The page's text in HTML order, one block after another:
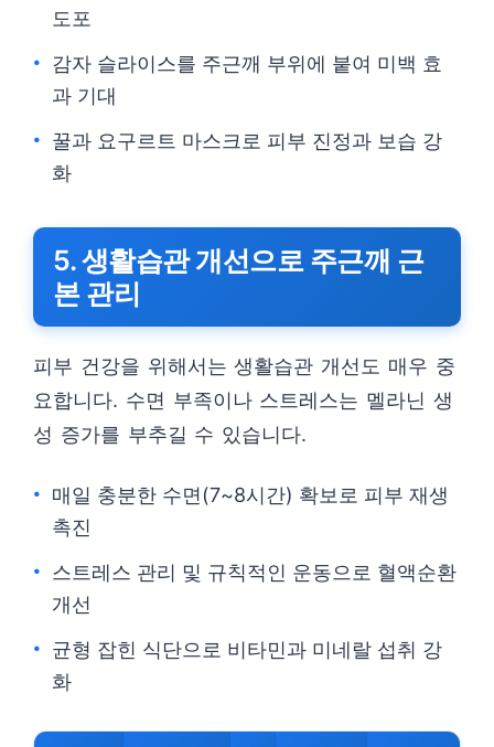
도포
감자 슬라이스를 주근깨 부위에 붙여 미백 효
과 기대
꿀과 요구르트 마스크로 피부 진정과 보습 강
화
5. 생활습관 개선으로 주근깨 근
본 관리
피부 건강을 위해서는 생활습관 개선도 매우 중
요합니다. 수면 부족이나 스트레스는 멜라닌 생
성 증가를 부추길 수 있습니다.
매일 충분한 수면(7~8시간) 확보로 피부 재생
촉진
스트레스 관리 및 규칙적인 운동으로 혈액순환
개선
균형 잡힌 식단으로 비타민과 미네랄 섭취 강
화